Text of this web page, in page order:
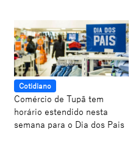
Cotidiano
Comércio de Tupã tem
horário estendido nesta
semana para o Dia dos Pais